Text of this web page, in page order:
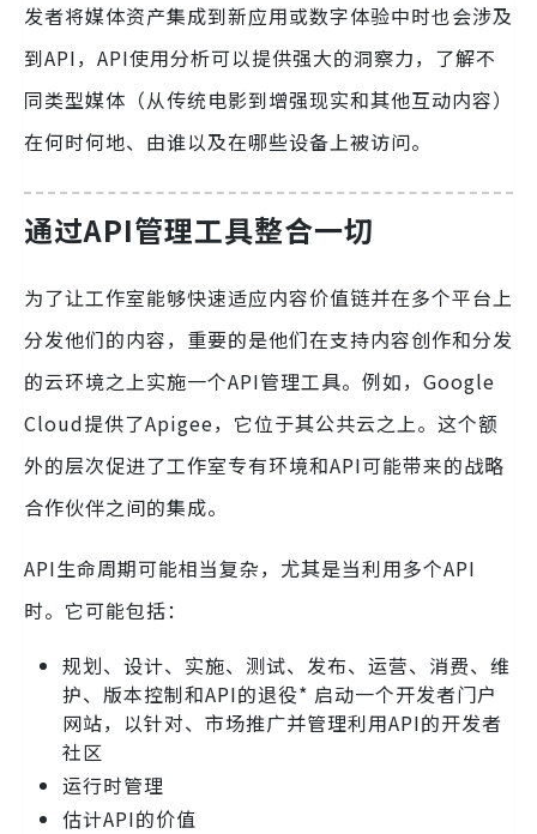
发者将媒体资产集成到新应用或数字体验中时也会涉及
到API，API使用分析可以提供强大的洞察力，了解不
同类型媒体（从传统电影到增强现实和其他互动内容）
在何时何地、由谁以及在哪些设备上被访问。
通过API管理工具整合一切
为了让工作室能够快速适应内容价值链并在多个平台上
分发他们的内容，重要的是他们在支持内容创作和分发
的云环境之上实施一个API管理工具。例如，Google
Cloud提供了Apigee，它位于其公共云之上。这个额
外的层次促进了工作室专有环境和API可能带来的战略
合作伙伴之间的集成。
API生命周期可能相当复杂，尤其是当利用多个API
时。它可能包括：
规划、设计、实施、测试、发布、运营、消费、维
护、版本控制和API的退役* 启动一个开发者门户
网站，以针对、市场推广并管理利用API的开发者
社区
运行时管理
估计API的价值